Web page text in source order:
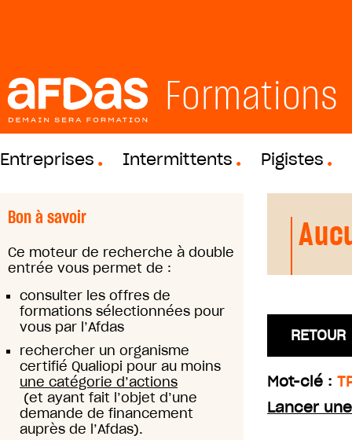
Formations
Entreprises Intermittents Pigistes
Bon à savoir
Ce moteur de recherche à double
entrée vous permet de :
consulter les offres de
formations sélectionnées pour
vous par l’Afdas
rechercher un organisme
certifié Qualiopi pour au moins
une catégorie d’actions
(et ayant fait l’objet d’une
demande de financement
auprès de l’Afdas).
RETOUR
Mot-clé :
Lancer